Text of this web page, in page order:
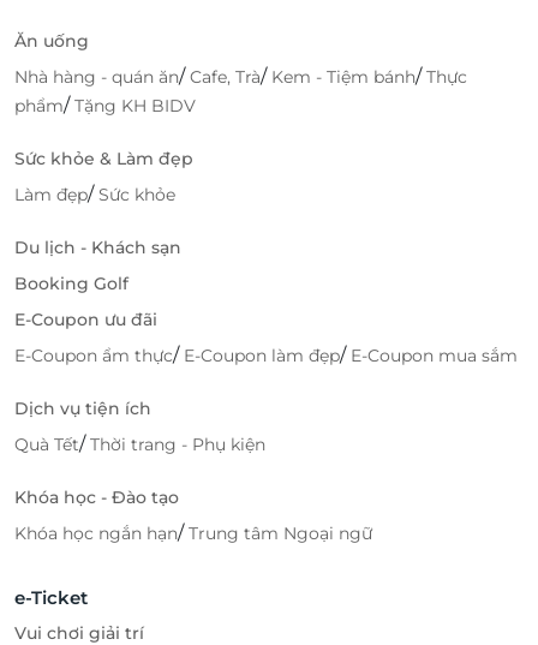
Ăn uống
Nhà hàng - quán ăn/Cafe, Trà/ Kem - Tiệm bánh/Thực
phẩm/Tặng KH BIDV
Sức khỏe & Làm đẹp
Làm đẹp/Sức khỏe
Du lịch - Khách sạn
Booking Golf
E-Coupon ưu đãi
E-Coupon ẩm thực/ E-Coupon làm đẹp/ E-Coupon mua sắm
Dịch vụ tiện ích
Quà Tết/Thời trang - Phụ kiện
Khóa học - Đào tạo
Khóa học ngắn hạn/Trung tâm Ngoại ngữ
e-Ticket
Vui chơi giải trí